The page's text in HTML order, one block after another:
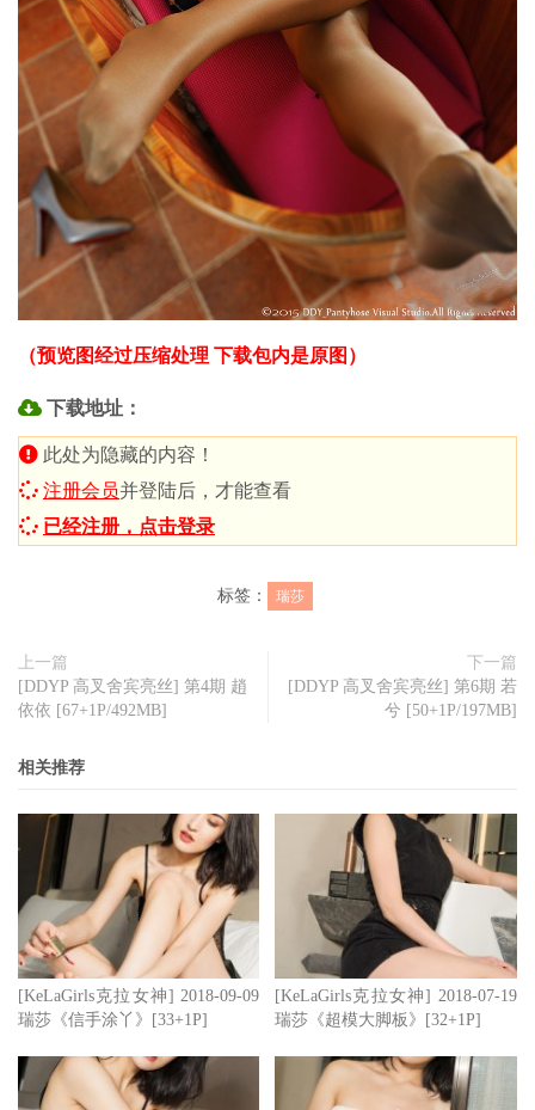
（预览图经过压缩处理 下载包内是原图）
下载地址：
此处为隐藏的内容！
注册会员并登陆后，才能查看
已经注册，点击登录
标签： 瑞莎
上一篇
[DDYP 高叉舍宾亮丝] 第4期 趙
依依 [67+1P/492MB]
下一篇
[DDYP 高叉舍宾亮丝] 第6期 若
兮 [50+1P/197MB]
相关推荐
[KeLaGirls克拉女神] 2018-09-09
瑞莎《信手涂丫》[33+1P]
[KeLaGirls克拉女神] 2018-07-19
瑞莎《超模大脚板》[32+1P]